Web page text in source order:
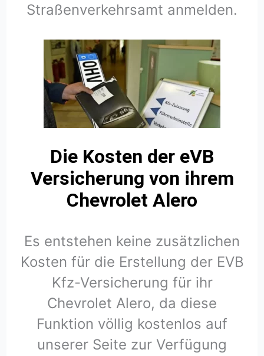
Straßenverkehrsamt anmelden.
Die Kosten der eVB
Versicherung von ihrem
Chevrolet Alero
Es entstehen keine zusätzlichen
Kosten für die Erstellung der EVB
Kfz-Versicherung für ihr
Chevrolet Alero, da diese
Funktion völlig kostenlos auf
unserer Seite zur Verfügung